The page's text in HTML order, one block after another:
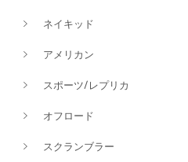
ネイキッド
アメリカン
スポーツ/レプリカ
オフロード
スクランブラー